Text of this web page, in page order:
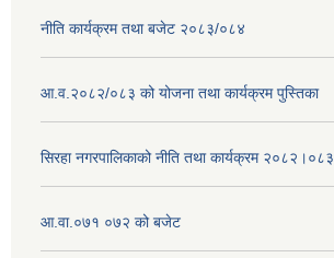
नीति कार्यक्रम तथा बजेट २०८३/०८४
आ.व.२०८२/०८३ को योजना तथा कार्यक्रम पुस्तिका
सिरहा नगरपालिकाको नीति तथा कार्यक्रम २०८२।०८३
आ.वा.०७१ ०७२ को बजेट